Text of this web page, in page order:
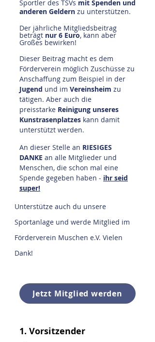
Sportler des TSVs mit Spenden und
anderen Geldern zu unterstützen.
Der jährliche Mitgliedsbeitrag
beträgt nur 6 Euro, kann aber
Großes bewirken!
Dieser Beitrag macht es dem
Förderverein möglich Zuschüsse zu
Anschaffung zum Beispiel in der
Jugend und im Vereinsheim zu
tätigen. Aber auch die
preisstarke Reinigung unseres
Kunstrasenplatzes kann damit
unterstützt werden.
An dieser Stelle an RIESIGES
DANKE an alle Mitglieder und
Menschen, die schon mal eine
Spende gegeben haben - ihr seid
super!
Unterstütze auch du unsere
Sportanlage und werde Mitglied im
Förderverein Muschen e.V. Vielen
Dank!
Jetzt Mitglied werden
1. Vorsitzender